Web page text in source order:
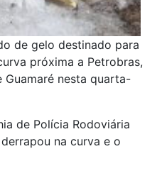
de gelo destinado para
próxima a Petrobras,
Guamaré nesta quarta-
de Polícia Rodoviária
na curva e o